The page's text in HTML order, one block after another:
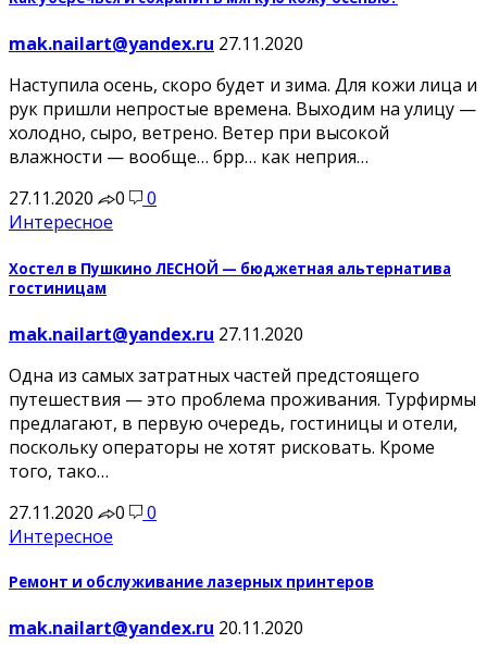
mak.nailart@yandex.ru 27.11.2020
Наступила осень, скоро будет и зима. Для кожи лица и
рук пришли непростые времена. Выходим на улицу —
холодно, сыро, ветрено. Ветер при высокой
влажности — вообще… брр… как неприя…
27.11.2020
0
0
Интересное
Хостел в Пушкино ЛЕСНОЙ — бюджетная альтернатива
гостиницам
mak.nailart@yandex.ru 27.11.2020
Одна из самых затратных частей предстоящего
путешествия — это проблема проживания. Турфирмы
предлагают, в первую очередь, гостиницы и отели,
поскольку операторы не хотят рисковать. Кроме
того, тако…
27.11.2020
0
0
Интересное
Ремонт и обслуживание лазерных принтеров
mak.nailart@yandex.ru 20.11.2020